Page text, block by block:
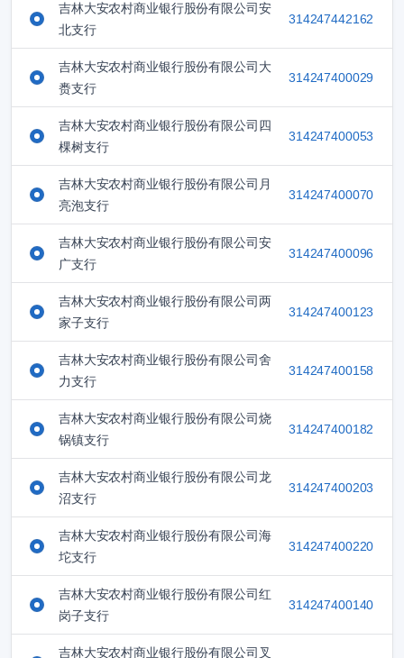
吉林大安农村商业银行股份有限公司安
北支行
314247442162
吉林大安农村商业银行股份有限公司大
赉支行
314247400029
吉林大安农村商业银行股份有限公司四
棵树支行
314247400053
吉林大安农村商业银行股份有限公司月
亮泡支行
314247400070
吉林大安农村商业银行股份有限公司安
广支行
314247400096
吉林大安农村商业银行股份有限公司两
家子支行
314247400123
吉林大安农村商业银行股份有限公司舍
力支行
314247400158
吉林大安农村商业银行股份有限公司烧
锅镇支行
314247400182
吉林大安农村商业银行股份有限公司龙
沼支行
314247400203
吉林大安农村商业银行股份有限公司海
坨支行
314247400220
吉林大安农村商业银行股份有限公司红
岗子支行
314247400140
吉林大安农村商业银行股份有限公司叉